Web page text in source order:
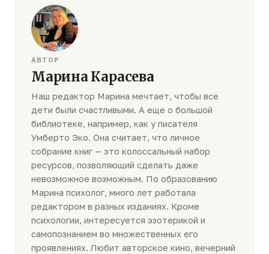
АВТОР
Марина Карасева
Наш редактор Марина мечтает, чтобы все
дети были счастливыми. А еще о большой
библиотеке, например, как у писателя
Умберто Эко. Она считает, что личное
собрание книг — это колоссальный набор
ресурсов, позволяющий сделать даже
невозможное возможным. По образованию
Марина психолог, много лет работала
редактором в разных изданиях. Кроме
психологии, интересуется эзотерикой и
самопознанием во множественных его
проявлениях. Любит авторское кино, вечерний